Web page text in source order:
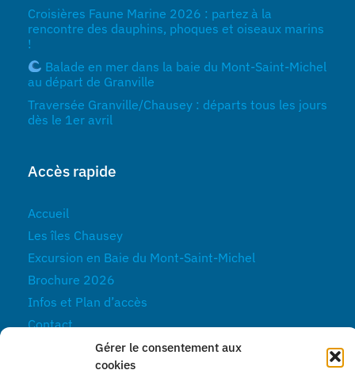
Gérer le consentement aux
cookies
Croisières Faune Marine 2026 : partez à la
rencontre des dauphins, phoques et oiseaux marins
!
Balade en mer dans la baie du Mont-Saint-Michel
au départ de Granville
Traversée Granville/Chausey : départs tous les jours
dès le 1er avril
Accès rapide
Accueil
Les îles Chausey
Excursion en Baie du Mont-Saint-Michel
Brochure 2026
Infos et Plan d’accès
Contact
Réservez vos billets